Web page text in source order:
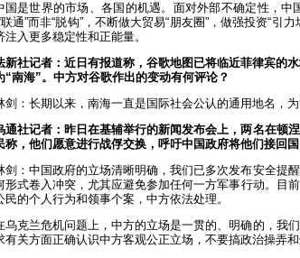
国是世界的市场、各国的机遇。面对外部不确定性，中
联通”而非“脱钩”，不断做大贸易“朋友圈”，做强投资“引
注入更多稳定性和正能量。
新社记者：近日有报道称，谷歌地图已将临近菲律宾的
“南海”。中方对谷歌作出的变动有何评论？
剑：长期以来，南海一直是国际社会公认的通用地名，
通社记者：昨日在基辅举行的新闻发布会上，两名在顿
称，他们愿意进行战俘交换，呼吁中国政府将他们接回
剑：中国政府的立场清晰明确，我们已多次发布安全提
形式卷入冲突，尤其应避免参加任何一方军事行动。目
民的个人行为和领事个案，中方依法处理。
乌克兰危机问题上，中方的立场是一贯的、明确的，我
有关方面正确认识中方客观公正立场，不要搞政治操弄和